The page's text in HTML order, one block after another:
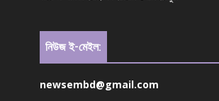
নিউজ ই-মেইল:
newsembd@gmail.com